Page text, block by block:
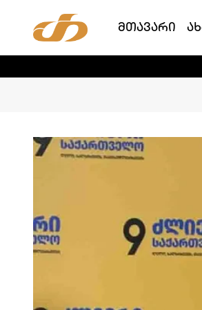
მთავარი